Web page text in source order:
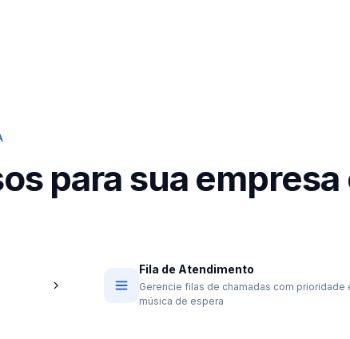
para sua
Fila de Atendimento
Gerencie filas de chamadas com prioridade
música de espera